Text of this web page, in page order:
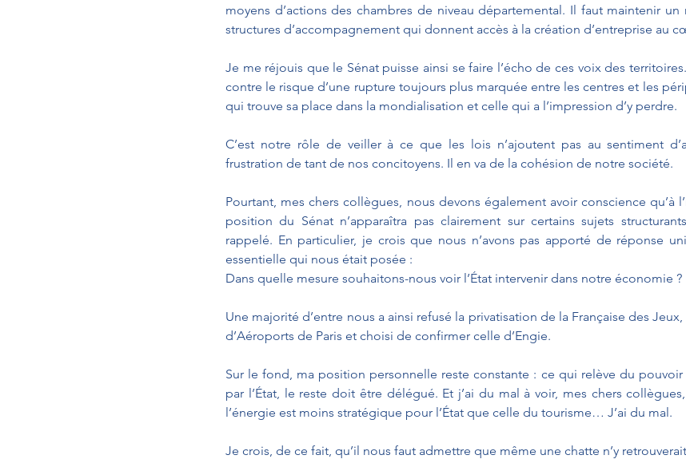
moyens d’actions des chambres de niveau départemental. Il faut maintenir un
structures d’accompagnement qui donnent accès à la création d’entreprise au
Je me réjouis que le Sénat puisse ainsi se faire l’écho de ces voix des
contre le risque d’une rupture toujours plus marquée entre les centres et les
qui trouve sa place dans la mondialisation et celle qui a l’impression d’y perdre.
C’est notre rôle de veiller à ce que les lois n’ajoutent pas au sentiment
frustration de tant de nos concitoyens. Il en va de la cohésion de notre société.
Pourtant, mes chers collègues, nous devons également avoir conscience qu’à
position du Sénat n’apparaîtra pas clairement sur certains sujets
rappelé. En particulier, je crois que nous n’avons pas apporté de réponse
essentielle qui nous était posée :
Dans quelle mesure souhaitons-nous voir l’État intervenir dans notre économie ?
Une majorité d’entre nous a ainsi refusé la privatisation de la Française des
d’Aéroports de Paris et choisi de confirmer celle d’Engie.
Sur le fond, ma position personnelle reste constante : ce qui relève du
par l’État, le reste doit être délégué. Et j’ai du mal à voir, mes chers
l’énergie est moins stratégique pour l’État que celle du tourisme… J’ai du mal.
Je crois, de ce fait, qu’il nous faut admettre que même une chatte n’y